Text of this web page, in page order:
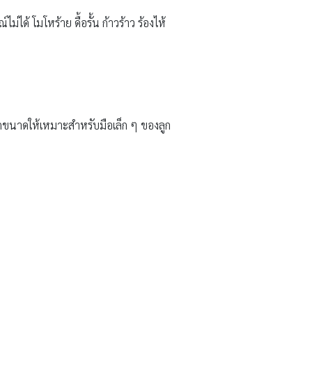
ม่ได้ โมโหร้าย ดื้อรั้น ก้าวร้าว ร้องไห้
นาดให้เหมาะสำหรับมือเล็ก ๆ ของลูก